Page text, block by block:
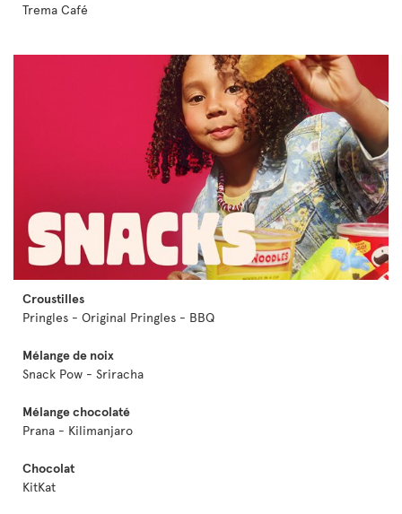
Trema Café
Croustilles
Pringles - Original Pringles - BBQ
Mélange de noix
Snack Pow - Sriracha
Mélange chocolaté
Prana - Kilimanjaro
Chocolat
KitKat